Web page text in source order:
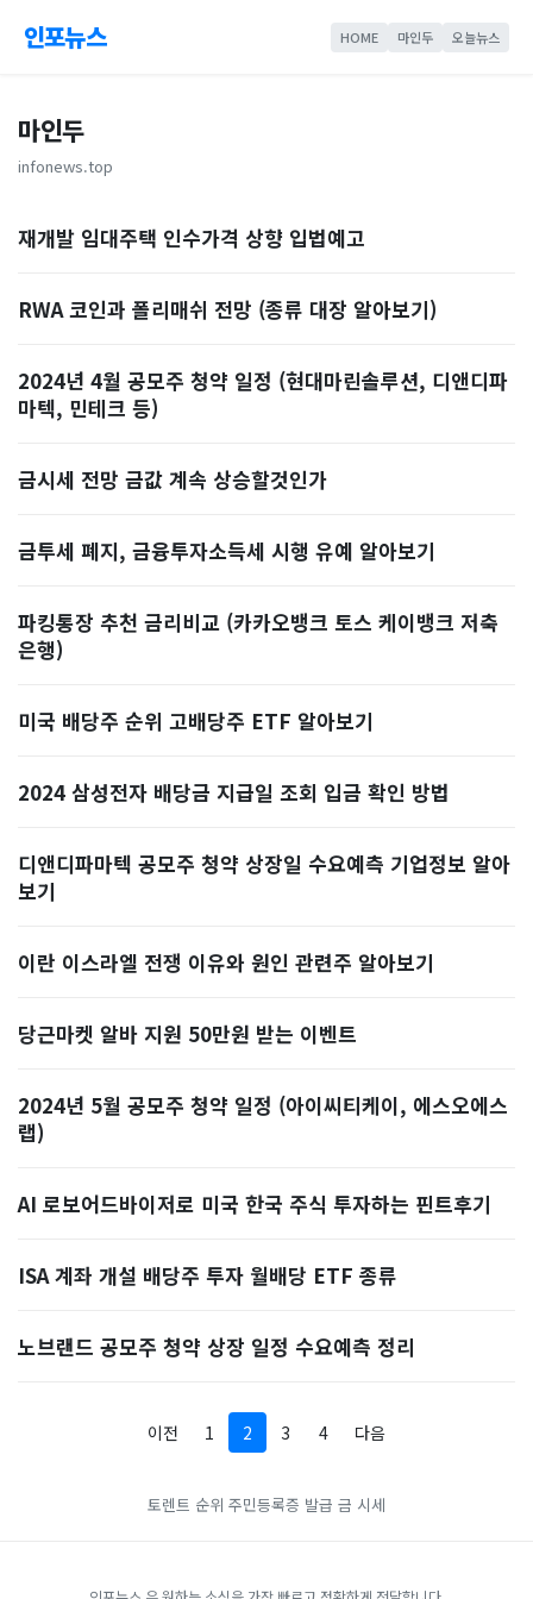
인포뉴스 HOME 마인두 오늘뉴스
마인두
infonews.top
재개발 임대주택 인수가격 상향 입법예고
RWA 코인과 폴리매쉬 전망 (종류 대장 알아보기)
2024년 4월 공모주 청약 일정 (현대마린솔루션, 디앤디파
마텍, 민테크 등)
금시세 전망 금값 계속 상승할것인가
금투세 폐지, 금융투자소득세 시행 유예 알아보기
파킹통장 추천 금리비교 (카카오뱅크 토스 케이뱅크 저축
은행)
미국 배당주 순위 고배당주 ETF 알아보기
2024 삼성전자 배당금 지급일 조회 입금 확인 방법
디앤디파마텍 공모주 청약 상장일 수요예측 기업정보 알아
보기
이란 이스라엘 전쟁 이유와 원인 관련주 알아보기
당근마켓 알바 지원 50만원 받는 이벤트
2024년 5월 공모주 청약 일정 (아이씨티케이, 에스오에스
랩)
AI 로보어드바이저로 미국 한국 주식 투자하는 핀트후기
ISA 계좌 개설 배당주 투자 월배당 ETF 종류
노브랜드 공모주 청약 상장 일정 수요예측 정리
이전 1 2 3 4 다음
토렌트 순위 주민등록증 발급 금 시세